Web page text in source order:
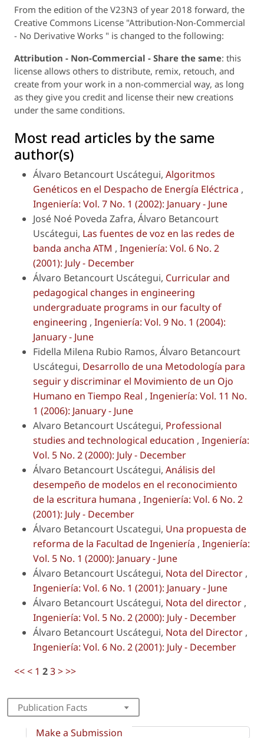
From the edition of the V23N3 of year 2018 forward, the
Creative Commons License "Attribution-Non-Commercial
- No Derivative Works " is changed to the following:
Attribution - Non-Commercial - Share the same: this
license allows others to distribute, remix, retouch, and
create from your work in a non-commercial way, as long
as they give you credit and license their new creations
under the same conditions.
Most read articles by the same
author(s)
Álvaro Betancourt Uscátegui, Algoritmos
Genéticos en el Despacho de Energía Eléctrica ,
Ingeniería: Vol. 7 No. 1 (2002): January - June
José Noé Poveda Zafra, Álvaro Betancourt
Uscátegui, Las fuentes de voz en las redes de
banda ancha ATM , Ingeniería: Vol. 6 No. 2
(2001): July - December
Álvaro Betancourt Uscátegui, Curricular and
pedagogical changes in engineering
undergraduate programs in our faculty of
engineering , Ingeniería: Vol. 9 No. 1 (2004):
January - June
Fidella Milena Rubio Ramos, Álvaro Betancourt
Uscátegui, Desarrollo de una Metodología para
seguir y discriminar el Movimiento de un Ojo
Humano en Tiempo Real , Ingeniería: Vol. 11 No.
1 (2006): January - June
Alvaro Betancourt Uscátegui, Professional
studies and technological education , Ingeniería:
Vol. 5 No. 2 (2000): July - December
Álvaro Betancourt Uscátegui, Análisis del
desempeño de modelos en el reconocimiento
de la escritura humana , Ingeniería: Vol. 6 No. 2
(2001): July - December
Álvaro Betancourt Uscategui, Una propuesta de
reforma de la Facultad de Ingeniería , Ingeniería:
Vol. 5 No. 1 (2000): January - June
Álvaro Betancourt Uscátegui, Nota del Director ,
Ingeniería: Vol. 6 No. 1 (2001): January - June
Álvaro Betancourt Uscátegui, Nota del director ,
Ingeniería: Vol. 5 No. 2 (2000): July - December
Álvaro Betancourt Uscátegui, Nota del Director ,
Ingeniería: Vol. 6 No. 2 (2001): July - December
<<< 1 23>>>
Publication Facts
Make a Submission